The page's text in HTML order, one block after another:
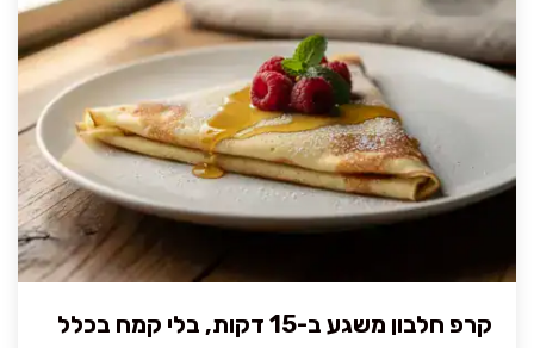
קרפ חלבון משגע ב-15 דקות, בלי קמח בכלל